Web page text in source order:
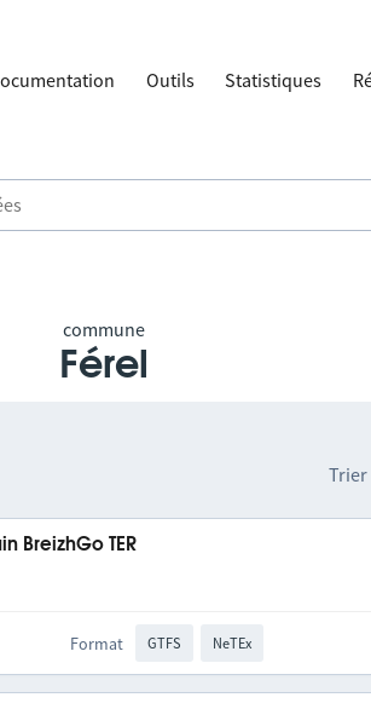
Outils Statistiques
commune
Férel
Trier
BreizhGo TER
Format GTFS NeTEx